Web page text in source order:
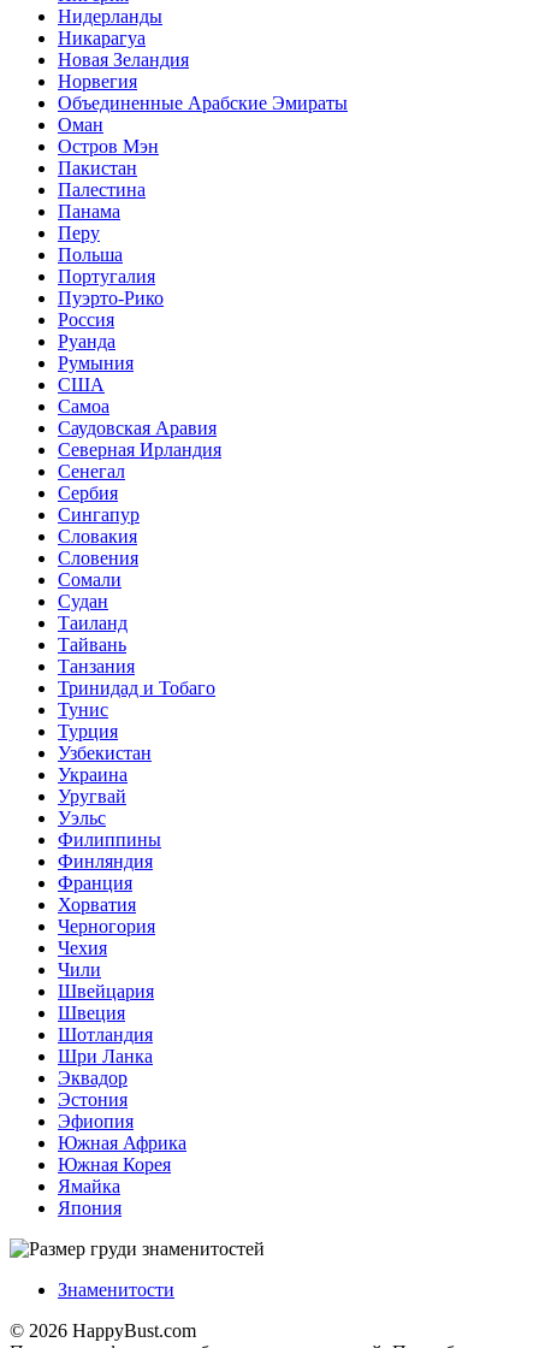
Нидерланды
Никарагуа
Новая Зеландия
Норвегия
Объединенные Арабские Эмираты
Оман
Остров Мэн
Пакистан
Палестина
Панама
Перу
Польша
Португалия
Пуэрто-Рико
Россия
Руанда
Румыния
США
Самоа
Саудовская Аравия
Северная Ирландия
Сенегал
Сербия
Сингапур
Словакия
Словения
Сомали
Судан
Таиланд
Тайвань
Танзания
Тринидад и Тобаго
Тунис
Турция
Узбекистан
Украина
Уругвай
Уэльс
Филиппины
Финляндия
Франция
Хорватия
Черногория
Чехия
Чили
Швейцария
Швеция
Шотландия
Шри Ланка
Эквадор
Эстония
Эфиопия
Южная Африка
Южная Корея
Ямайка
Япония
Знаменитости
© 2026 HappyBust.com